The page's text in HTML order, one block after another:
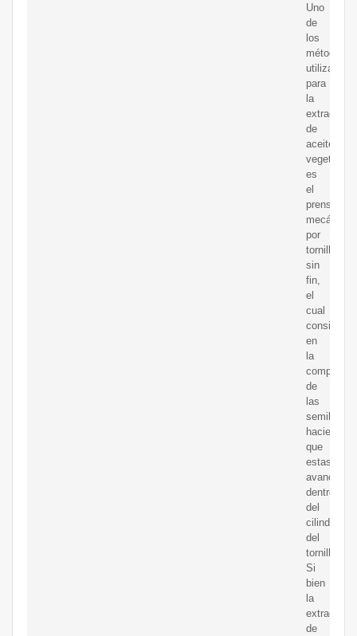
Uno
de
los
métodos
utilizados
para
la
extracción
de
aceites
vegetales
es
el
prensado
mecánico
por
tornillo
sin
fin,
el
cual
consiste
en
la
de
las
semillas
haciendo
que
estas
avancen
dentro
del
cilindro
del
tornillo.
Si
bien
la
extracción
de